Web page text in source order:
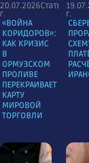
20.07.2026
г.
Статья
«ВОЙНА
КОРИДОРОВ»:
КАК КРИЗИС
В
ОРМУЗСКОМ
ПРОЛИВЕ
ПЕРЕКРАИВАЕТ
КАРТУ
МИРОВОЙ
ТОРГОВЛИ
г.